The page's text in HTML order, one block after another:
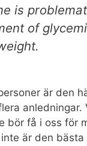
is
of
är den
anledningar.
bör få i oss för
är den bästa